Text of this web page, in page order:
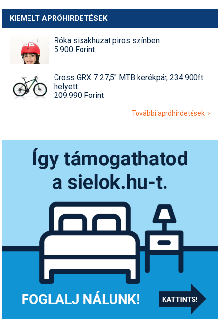
KIEMELT APRÓHIRDETÉSEK
Róka sisakhuzat piros színben
5.900 Forint
Cross GRX 7 27,5" MTB kerékpár, 234.900ft
helyett
209.990 Forint
További apróhirdetések